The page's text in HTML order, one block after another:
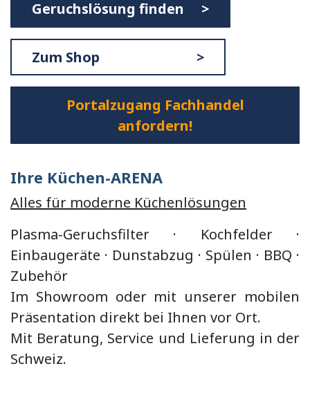
Geruchslösung finden >
Zum Shop >
Portalzugang Fachhandel
anfordern!
Ihre Küchen-ARENA
Alles für moderne Küchenlösungen
Plasma-Geruchsfilter · Kochfelder ·
Einbaugeräte · Dunstabzug · Spülen · BBQ ·
Zubehör
Im Showroom oder mit unserer mobilen
Präsentation direkt bei Ihnen vor Ort.
Mit Beratung, Service und Lieferung in der
Schweiz.